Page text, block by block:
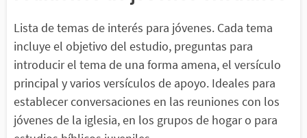
Lista de temas de interés para jóvenes. Cada tema
incluye el objetivo del estudio, preguntas para
introducir el tema de una forma amena, el versículo
principal y varios versículos de apoyo. Ideales para
establecer conversaciones en las reuniones con los
jóvenes de la iglesia, en los grupos de hogar o para